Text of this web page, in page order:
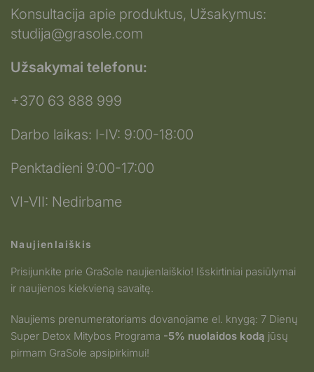
Konsultacija apie produktus, Užsakymus:
studija@grasole.com
Užsakymai telefonu:
+370 63 888 999
Darbo laikas: I-IV: 9:00-18:00
Penktadieni 9:00-17:00
VI-VII: Nedirbame
Naujienlaiškis
Prisijunkite prie GraSole naujienlaiškio! Išskirtiniai pasiūlymai
ir naujienos kiekvieną savaitę.
Naujiems prenumeratoriams dovanojame el. knygą: 7 Dienų
Super Detox Mitybos Programa -5% nuolaidos kodą jūsų
pirmam GraSole apsipirkimui!